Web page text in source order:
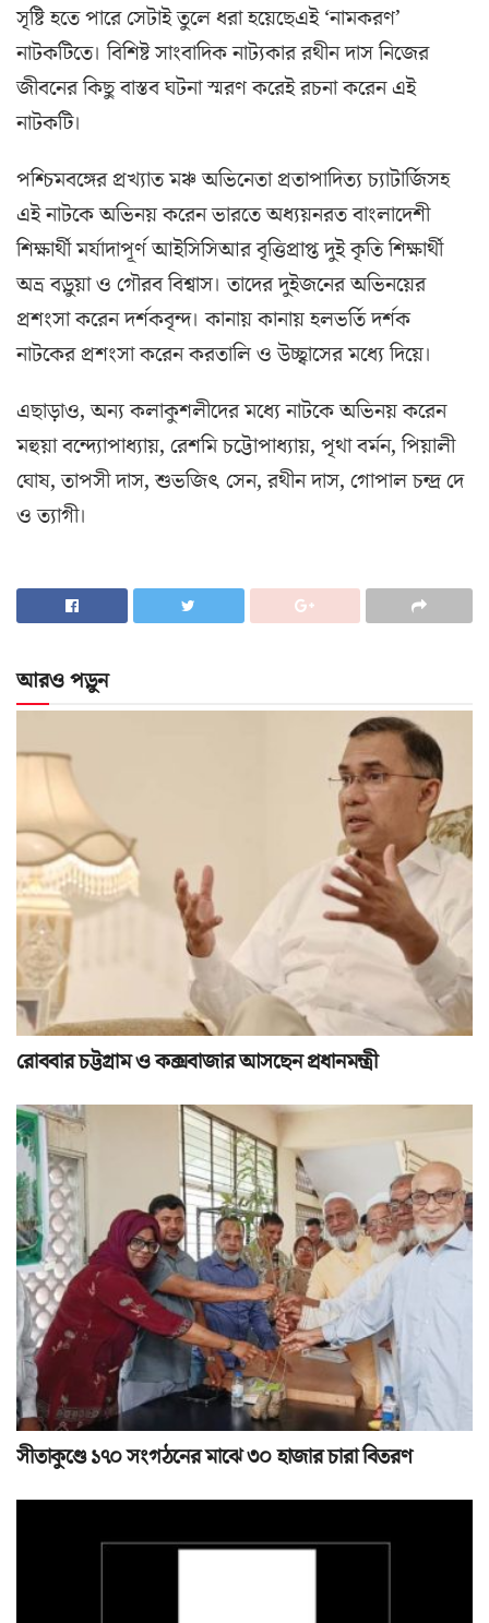
সৃষ্টি হতে পারে সেটাই তুলে ধরা হয়েছেএই ‘নামকরণ’
নাটকটিতে। বিশিষ্ট সাংবাদিক নাট্যকার রথীন দাস নিজের
জীবনের কিছু বাস্তব ঘটনা স্মরণ করেই রচনা করেন এই
নাটকটি।
পশ্চিমবঙ্গের প্রখ্যাত মঞ্চ অভিনেতা প্রতাপাদিত্য চ্যাটার্জিসহ
এই নাটকে অভিনয় করেন ভারতে অধ্যয়নরত বাংলাদেশী
শিক্ষার্থী মর্যাদাপূর্ণ আইসিসিআর বৃত্তিপ্রাপ্ত দুই কৃতি শিক্ষার্থী
অভ্র বড়ুয়া ও গৌরব বিশ্বাস। তাদের দুইজনের অভিনয়ের
প্রশংসা করেন দর্শকবৃন্দ। কানায় কানায় হলভর্তি দর্শক
নাটকের প্রশংসা করেন করতালি ও উচ্ছ্বাসের মধ্যে দিয়ে।
এছাড়াও, অন্য কলাকুশলীদের মধ্যে নাটকে অভিনয় করেন
মহুয়া বন্দ্যোপাধ্যায়, রেশমি চট্টোপাধ্যায়, পৃথা বর্মন, পিয়ালী
ঘোষ, তাপসী দাস, শুভজিৎ সেন, রথীন দাস, গোপাল চন্দ্র দে
ও ত্যাগী।
আরও পড়ুন
রোববার চট্টগ্রাম ও কক্সবাজার আসছেন প্রধানমন্ত্রী
সীতাকুণ্ডে ১৭০ সংগঠনের মাঝে ৩০ হাজার চারা বিতরণ